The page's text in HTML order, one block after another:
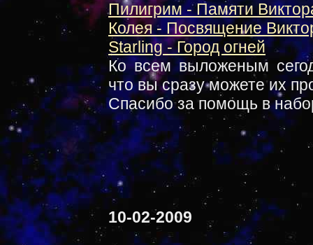
Пилигрим - Памяти
Колея - Посвящение
Starling - Город огней
Ко всем выложеным
что вы сразу можете их
Спасибо за помощь в
10-02-2009